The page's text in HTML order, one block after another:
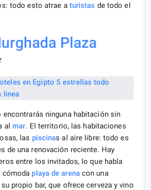
todo esto atrae a turistas de todo el
Plaza
encontrarás ninguna habitación sin
al mar. El territorio, las habitaciones
las piscinas al aire libre: todo es
de una renovación reciente. Hay
entre los invitados, lo que habla
cómoda playa de arenacon una
propio bar, que ofrece cerveza y vino